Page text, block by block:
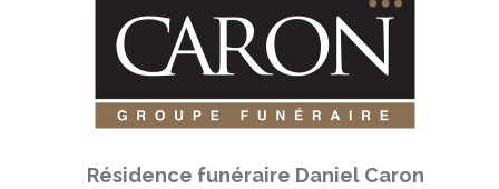
Résidence funéraire Daniel Caron